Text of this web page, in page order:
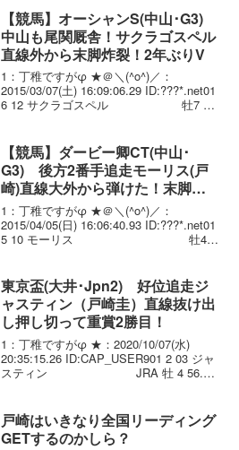
後に伸び切れなかった。「前走...
【競馬】オーシャンS(中山･G3)
中山も尾関厩舎！サクラゴスペル
直線外から末脚炸裂！2年ぶりV
1：丁稚ですがφ ★＠＼(^o^)／：
2015/03/07(土) 16:09:06.29 ID:???*.net01
6 12 サクラゴスペル 牡7 戸
【競馬】ダービー卿CT(中山･
G3) 後方2番手追走モーリス(戸
崎)直線大外から弾けた！末脚一
閃重賞初制覇！
1：丁稚ですがφ ★＠＼(^o^)／：
2015/04/05(日) 16:06:40.93 ID:???*.net01
5 10 モーリス 牡4
東京盃(大井･Jpn2) 好位追走ジ
ャスティン（戸崎圭）直線抜け出
し押し切って重賞2勝目！
1：丁稚ですがφ ★：2020/10/07(水)
20:35:15.26 ID:CAP_USER901 2 03 ジャ
スティン JRA 牡 4 56.0
戸崎はいきなり全国リーディング
GETするのかしら？